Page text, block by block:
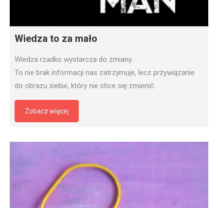
Wiedza to za mało
Wiedza rzadko wystarcza do zmiany.
To nie brak informacji nas zatrzymuje, lecz przywiązanie
do obrazu siebie, który nie chce się zmienić.
Zobacz więcej